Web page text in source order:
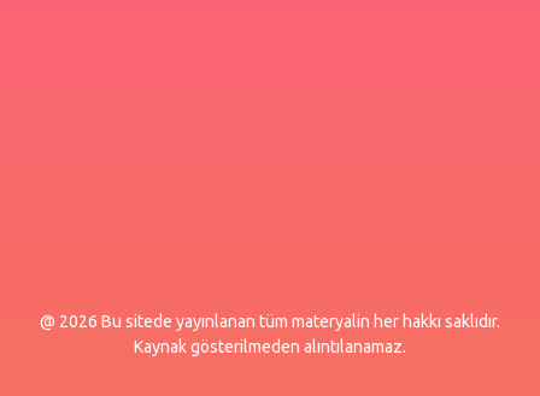
@ 2026 Bu sitede yayınlanan tüm materyalin her hakkı saklıdır.
Kaynak gösterilmeden alıntılanamaz.